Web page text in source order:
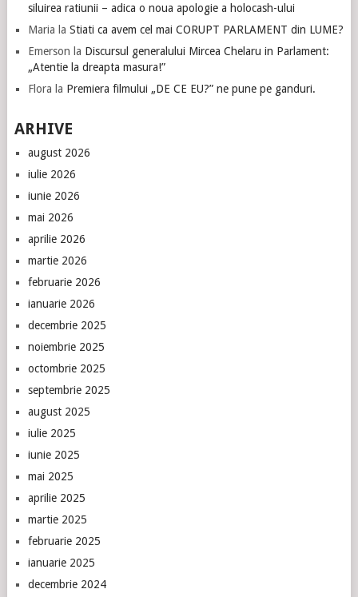
siluirea ratiunii – adica o noua apologie a holocash-ului
Maria la Stiati ca avem cel mai CORUPT PARLAMENT din LUME?
Emerson la Discursul generalului Mircea Chelaru in Parlament:
„Atentie la dreapta masura!”
Flora la Premiera filmului „DE CE EU?” ne pune pe ganduri.
ARHIVE
august 2026
iulie 2026
iunie 2026
mai 2026
aprilie 2026
martie 2026
februarie 2026
ianuarie 2026
decembrie 2025
noiembrie 2025
octombrie 2025
septembrie 2025
august 2025
iulie 2025
iunie 2025
mai 2025
aprilie 2025
martie 2025
februarie 2025
ianuarie 2025
decembrie 2024